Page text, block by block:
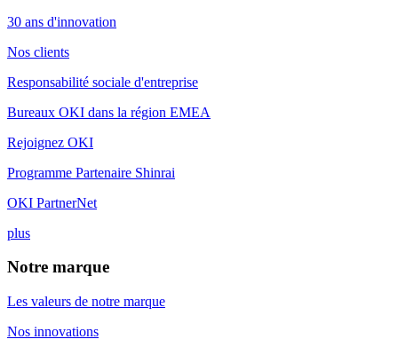
30 ans d'innovation
Nos clients
Responsabilité sociale d'entreprise
Bureaux OKI dans la région EMEA
Rejoignez OKI
Programme Partenaire Shinrai
OKI PartnerNet
plus
Notre marque
Les valeurs de notre marque
Nos innovations